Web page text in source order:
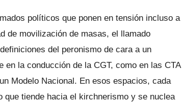
políticos que ponen en tensión incluso a
de movilización de masas, el llamado
del peronismo de cara a un
la conducción de la CGT, como en las CTA
Modelo Nacional. En esos espacios, cada
tiende hacia el kirchnerismo y se nuclea